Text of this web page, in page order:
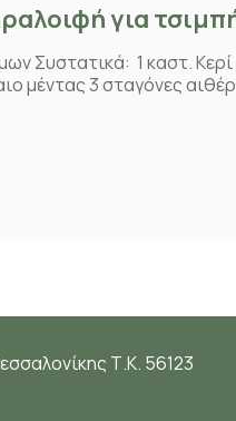
για
Συστατικά: 1 καστ.
μέντας 3 σταγόνες
Τ.Κ. 56123